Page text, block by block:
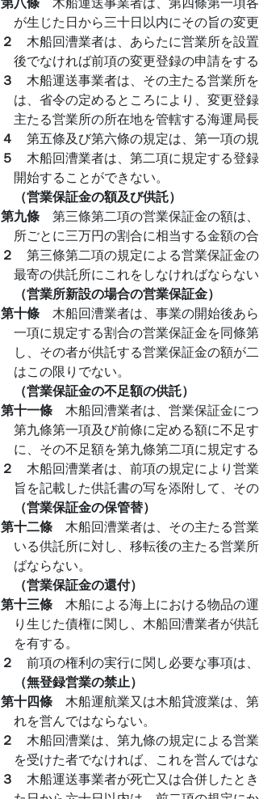
が生じた日から三十日以内にその旨の変
２ 木船回漕業者は、あらたに営業所を設
後でなければ前項の変更登録の申請をする
３ 木船運送事業者は、その主たる営業所
は、省令の定めるところにより、変更登
主たる営業所の所在地を管轄する海運局
４ 第五條及び第六條の規定は、第一項の
５ 木船回漕業者は、第二項に規定する登
開始することができない。
（営業保証金の額及び供託）
第九條 第三條第二項の営業保証金の額は
所ごとに三万円の割合に相当する金額の
２ 第三條第二項の規定による営業保証金
最寄の供託所にこれをしなければならない
（営業所新設の場合の営業保証金）
第十條 木船回漕業者は、事業の開始後あ
一項に規定する割合の営業保証金を同條
し、その者が供託する営業保証金の額が
はこの限りでない。
（営業保証金の不足額の供託）
第十一條 木船回漕業者は、営業保証金に
第九條第一項及び前條に定める額に不足
に、その不足額を第九條第二項に規定す
２ 木船回漕業者は、前項の規定により営
旨を記載した供託書の写を添附して、そ
（営業保証金の保管替）
第十二條 木船回漕業者は、その主たる営
いる供託所に対し、移転後の主たる営業
ばならない。
（営業保証金の還付）
第十三條 木船による海上における物品の
り生じた債権に関し、木船回漕業者が供
を有する。
２ 前項の権利の実行に関し必要な事項は、
（無登録営業の禁止）
第十四條 木船運航業又は木船貸渡業は、
れを営んではならない。
２ 木船回漕業は、第九條の規定による営
を受けた者でなければ、これを営んではな
３ 木船運送事業者が死亡又は合併したと